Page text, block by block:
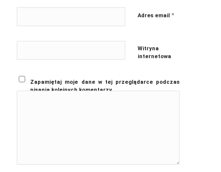
Adres email *
Witryna
internetowa
Zapamiętaj moje dane w tej przeglądarce podczas
pisania kolejnych komentarzy.